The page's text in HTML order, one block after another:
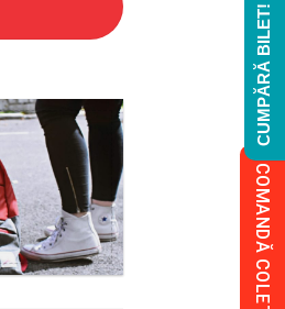
COMANDĂ COLET!
CUMPĂRĂ BILET!